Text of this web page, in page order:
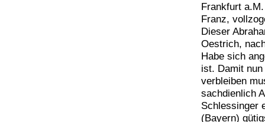
Frankfurt
Franz,
Dieser
Oestrich,
Habe sich
ist. Damit
verbleiben
sachdienlich
Schlessinger
(Bayern)